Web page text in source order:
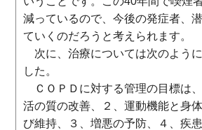
減っているので、今後の発症者、
ていくのだろうと考えられます。
次に、治療については次のよう
した。
ＣＯＰＤに対する管理の目標は
活の質の改善、２、運動機能と身
び維持、３、増悪の予防、４、疾